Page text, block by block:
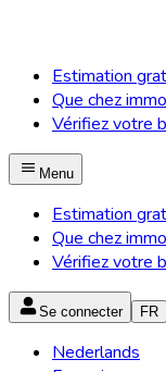
Estimation
Que chez
Vérifiez votre
Menu
Estimation
Que chez
Vérifiez votre
Se connecter FR
Nederlands